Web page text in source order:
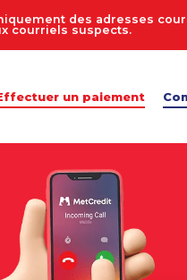
des adresses
courriels suspects.
un paiement